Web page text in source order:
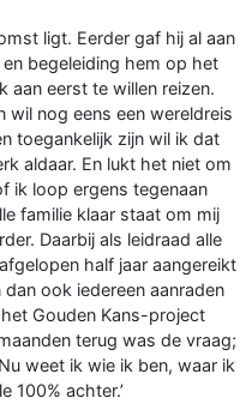
ligt. Eerder gaf hij al aan
begeleiding hem op het
aan eerst te willen reizen.
wil nog eens een wereldreis
toegankelijk zijn wil ik dat
aldaar. En lukt het niet om
ik loop ergens tegenaan
familie klaar staat om mij
Daarbij als leidraad alle
half jaar aangereikt
ook iedereen aanraden
Gouden Kans-project
terug was de vraag;
weet ik wie ik ben, waar ik
100% achter.’